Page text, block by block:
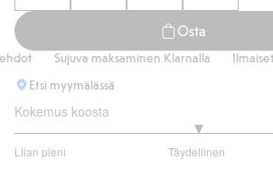
Osta
Sujuva maksaminen Klarnalla Ilmaiset
Etsi myymälässä
Kokemus koosta
Liian pieni Täydellinen
/